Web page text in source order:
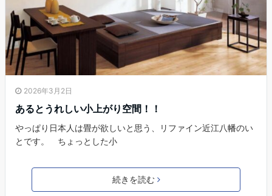
2026年3月2日
あるとうれしい小上がり空間！！
やっぱり日本人は畳が欲しいと思う、リファイン近江八幡のい
とです。 ちょっとした小
続きを読む